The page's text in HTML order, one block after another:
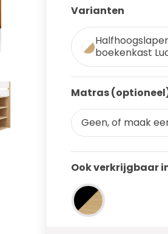
Varianten
boekenkast
Matras
Geen, of maak
Ook verkrijgbaar